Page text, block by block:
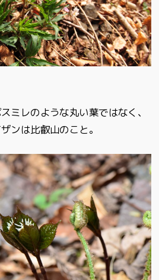
ミレのような丸い葉ではなく、
ンは比叡山のこと。